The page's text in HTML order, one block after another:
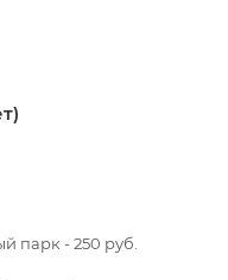
парк - 250 руб.